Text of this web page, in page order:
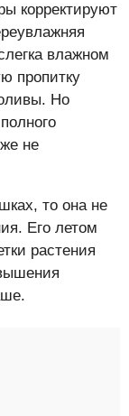
корректируют
влажном
пропитку
Но
не
то она не
Его летом
растения